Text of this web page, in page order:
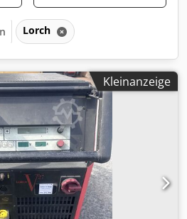
Lorch
Kleinanzeige